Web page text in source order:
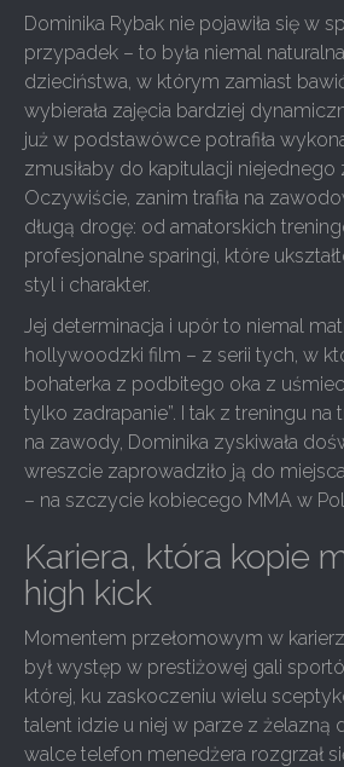
Dominika Rybak nie pojawiła się w
przypadek – to była niemal
dzieciństwa, w którym zamiast
wybierała zajęcia bardziej
już w podstawówce potrafiła
zmusiłaby do kapitulacji niejednego
Oczywiście, zanim trafiła na
długą drogę: od amatorskich
profesjonalne sparingi, które
styl i charakter.
Jej determinacja i upór to niemal
hollywoodzki film – z serii tych, w
bohaterka z podbitego oka z
tylko zadrapanie”. I tak z treningu
na zawody, Dominika zyskiwała
wreszcie zaprowadziło ją do
– na szczycie kobiecego MMA w
Kariera, która kopie
high kick
Momentem przełomowym w
był występ w prestiżowej gali
której, ku zaskoczeniu wielu
talent idzie u niej w parze z żelazną
walce telefon menedżera rozgrzał